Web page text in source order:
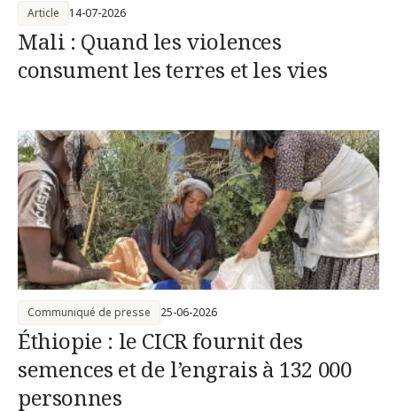
Mali : Quand les violences
consument les terres et les vies
Article 14-07-2026
Éthiopie : le CICR fournit des
semences et de l’engrais à 132 000
personnes
Communiqué de presse 25-06-2026